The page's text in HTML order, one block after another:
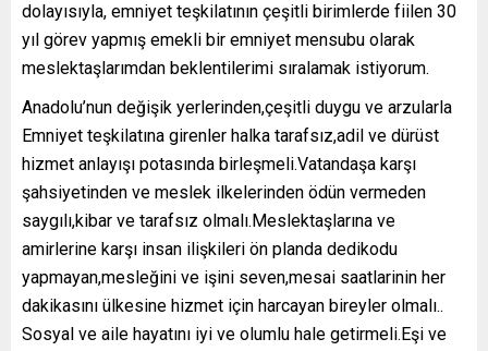
dolayısıyla, emniyet teşkilatının çeşitli birimlerde fiilen 30
yıl görev yapmış emekli bir emniyet mensubu olarak
meslektaşlarımdan beklentilerimi sıralamak istiyorum.
Anadolu’nun değişik yerlerinden,çeşitli duygu ve arzularla
Emniyet teşkilatına girenler halka tarafsız,adil ve dürüst
hizmet anlayışı potasında birleşmeli.Vatandaşa karşı
şahsiyetinden ve meslek ilkelerinden ödün vermeden
saygılı,kibar ve tarafsız olmalı.Meslektaşlarına ve
amirlerine karşı insan ilişkileri ön planda dedikodu
yapmayan,mesleğini ve işini seven,mesai saatlarinin her
dakikasını ülkesine hizmet için harcayan bireyler olmalı..
Sosyal ve aile hayatını iyi ve olumlu hale getirmeli.Eşi ve